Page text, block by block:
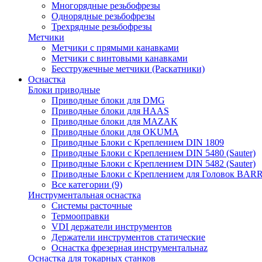
Многорядные резьбофрезы
Однорядные резьбофрезы
Трехрядные резьбофрезы
Метчики
Метчики с прямыми канавками
Метчики с винтовыми канавками
Бесстружечные метчики (Раскатники)
Оснастка
Блоки приводные
Приводные блоки для DMG
Приводные блоки для HAAS
Приводные блоки для MAZAK
Приводные блоки для OKUMA
Приводные Блоки с Креплением DIN 1809
Приводные Блоки с Креплением DIN 5480 (Sauter)
Приводные Блоки с Креплением DIN 5482 (Sauter)
Приводные Блоки с Креплением для Головок
Все категории (9)
Инструментальная оснастка
Системы расточные
Термооправки
VDI держатели инструментов
Держатели инструментов статические
Оснастка фрезерная инструментальнаz
Оснастка для токарных станков